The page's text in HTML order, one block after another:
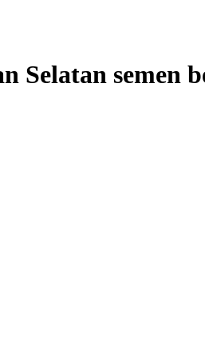
Selatan semen